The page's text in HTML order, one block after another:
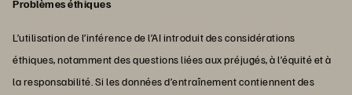
Problèmes éthiques
L’utilisation de l’inférence de l’AI introduit des considérations
éthiques, notamment des questions liées aux préjugés, à l’équité et à
la responsabilité. Si les données d’entraînement contiennent des